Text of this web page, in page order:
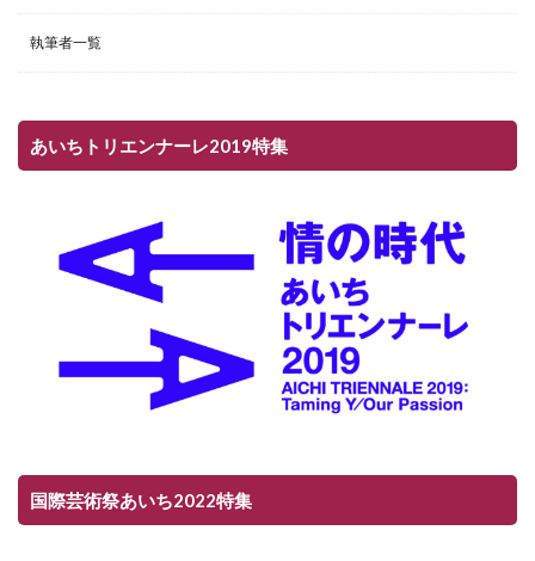
執筆者一覧
あいちトリエンナーレ2019特集
国際芸術祭あいち2022特集